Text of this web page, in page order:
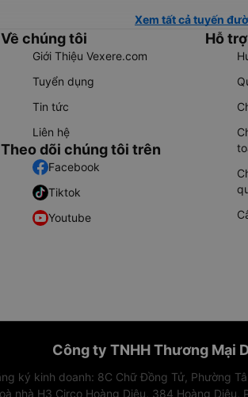
Xem tất cả tuyến
Về chúng tôi
Giới Thiệu Vexere.com
Tuyển dụng
Tin tức
Liên hệ
Theo dõi chúng tôi trên
Facebook
Tiktok
Youtube
Hỗ trợ
Công ty TNHH Thương Mại
ký kinh doanh: 8C Chữ Đồng Tử, Phường
nhà H3 Circo Hoàng Diệu, 384 Hoàng Diệu,